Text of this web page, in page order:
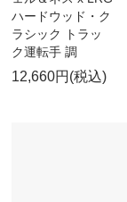
ハードウッド・ク
ラシック トラッ
ク運転手 調
12,660円(税込)